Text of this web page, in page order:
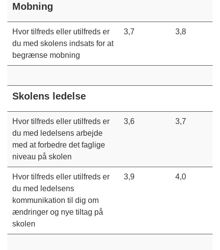
Mobning
Hvor tilfreds eller utilfreds er
du med skolens indsats for at
begrænse mobning
3,7 3,8
Skolens ledelse
Hvor tilfreds eller utilfreds er
du med ledelsens arbejde
med at forbedre det faglige
niveau på skolen
3,6 3,7
Hvor tilfreds eller utilfreds er
du med ledelsens
kommunikation til dig om
ændringer og nye tiltag på
skolen
3,9 4,0